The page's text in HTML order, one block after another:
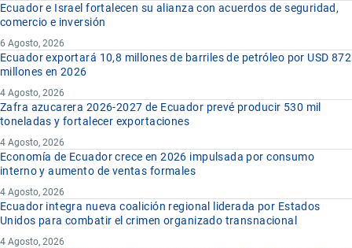
Ecuador e Israel fortalecen su alianza con acuerdos de seguridad,
comercio e inversión
6 Agosto, 2026
Ecuador exportará 10,8 millones de barriles de petróleo por USD 872
millones en 2026
4 Agosto, 2026
Zafra azucarera 2026-2027 de Ecuador prevé producir 530 mil
toneladas y fortalecer exportaciones
4 Agosto, 2026
Economía de Ecuador crece en 2026 impulsada por consumo
interno y aumento de ventas formales
4 Agosto, 2026
Ecuador integra nueva coalición regional liderada por Estados
Unidos para combatir el crimen organizado transnacional
4 Agosto, 2026